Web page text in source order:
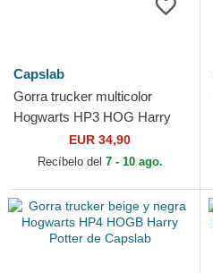
Capslab
Gorra trucker multicolor
Hogwarts HP3 HOG Harry
Potter de Capslab
EUR 34,90
Recíbelo del 7 - 10 ago.